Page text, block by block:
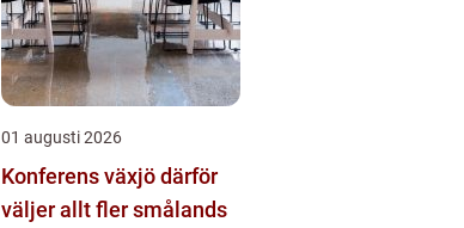
01 augusti 2026
Konferens växjö därför
väljer allt fler smålands